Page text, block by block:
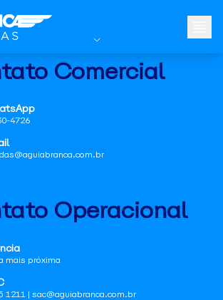
Comercial
4726
Operacional
mais próxima
1211 | sac@aguiabranca.com.br